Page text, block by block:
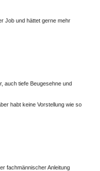
Job und hättet gerne mehr
auch tiefe Beugesehne und
habt keine Vorstellung wie so
fachmännischer Anleitung